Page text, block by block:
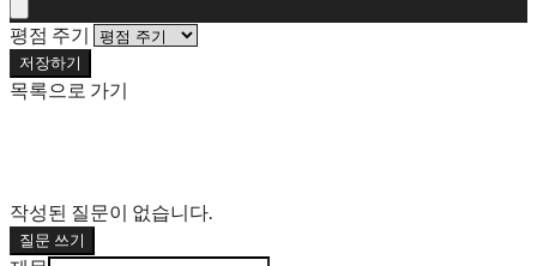
평점 주기
저장하기
목록으로 가기
작성된 질문이 없습니다.
질문 쓰기